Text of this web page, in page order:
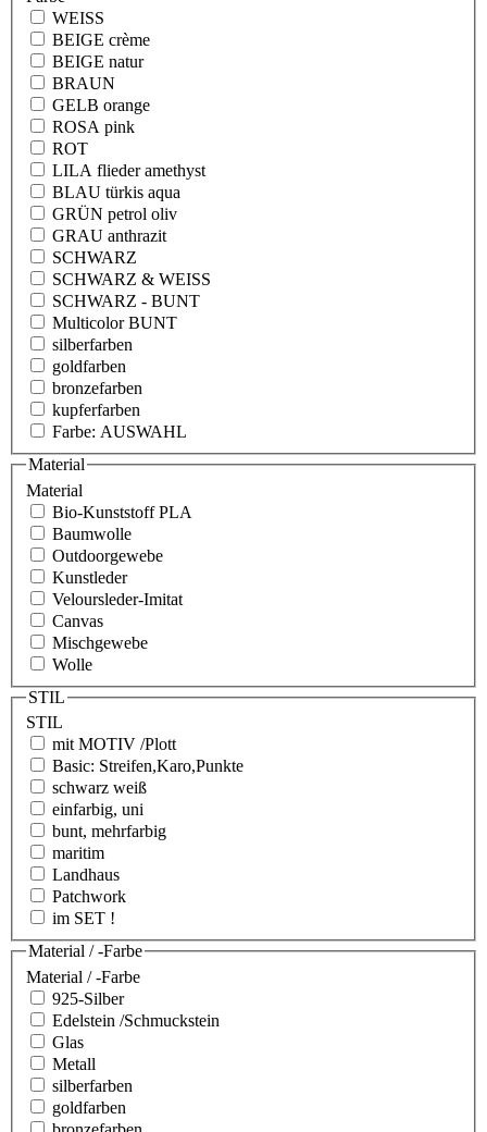
WEISS
BEIGE crème
BEIGE natur
BRAUN
GELB orange
ROSA pink
ROT
LILA flieder amethyst
BLAU türkis aqua
GRÜN petrol oliv
GRAU anthrazit
SCHWARZ
SCHWARZ & WEISS
SCHWARZ - BUNT
Multicolor BUNT
silberfarben
goldfarben
bronzefarben
kupferfarben
Farbe: AUSWAHL
Material
Material
Bio-Kunststoff PLA
Baumwolle
Outdoorgewebe
Kunstleder
Veloursleder-Imitat
Canvas
Mischgewebe
Wolle
STIL
STIL
mit MOTIV /Plott
Basic: Streifen,Karo,Punkte
schwarz weiß
einfarbig, uni
bunt, mehrfarbig
maritim
Landhaus
Patchwork
im SET !
Material / -Farbe
Material / -Farbe
925-Silber
Edelstein /Schmuckstein
Glas
Metall
silberfarben
goldfarben